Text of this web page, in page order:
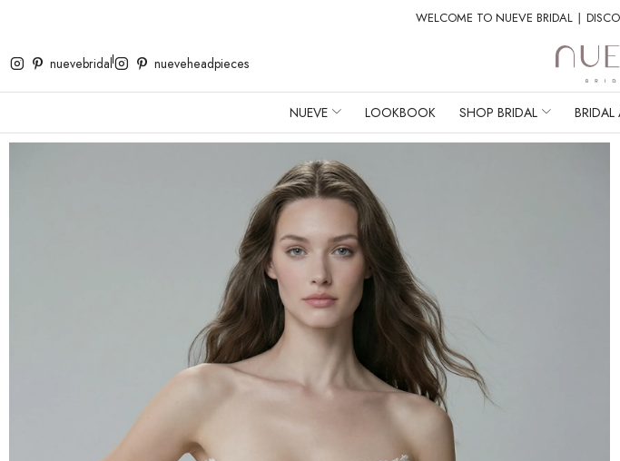
WELCOME TO NUEVE BRIDAL ∣
nuevebridal nueveheadpieces
NUEVE LOOKBOOK SHOP BRIDAL BRIDAL